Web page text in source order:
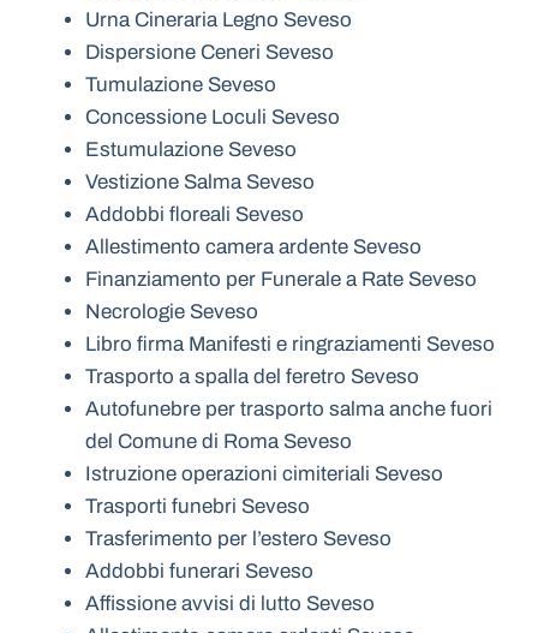
Urna Cineraria Legno Seveso
Dispersione Ceneri Seveso
Tumulazione Seveso
Concessione Loculi Seveso
Estumulazione Seveso
Vestizione Salma Seveso
Addobbi floreali Seveso
Allestimento camera ardente Seveso
Finanziamento per Funerale a Rate Seveso
Necrologie Seveso
Libro firma Manifesti e ringraziamenti Seveso
Trasporto a spalla del feretro Seveso
Autofunebre per trasporto salma anche fuori
del Comune di Roma Seveso
Istruzione operazioni cimiteriali Seveso
Trasporti funebri Seveso
Trasferimento per l’estero Seveso
Addobbi funerari Seveso
Affissione avvisi di lutto Seveso